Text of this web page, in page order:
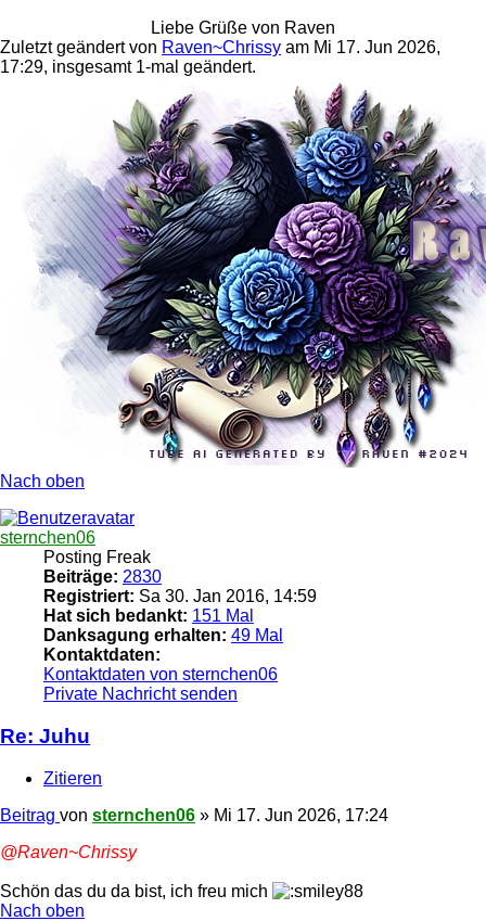
Liebe Grüße von Raven
Zuletzt geändert von Raven~Chrissy am Mi 17. Jun 2026,
17:29, insgesamt 1-mal geändert.
Nach oben
sternchen06
Posting Freak
Beiträge: 2830
Registriert: Sa 30. Jan 2016, 14:59
Hat sich bedankt: 151 Mal
Danksagung erhalten: 49 Mal
Kontaktdaten:
Kontaktdaten von sternchen06
Private Nachricht senden
Re: Juhu
Zitieren
Beitrag von sternchen06 » Mi 17. Jun 2026, 17:24
@Raven~Chrissy
Schön das du da bist, ich freu mich
Nach oben